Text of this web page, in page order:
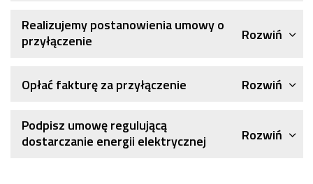
Realizujemy postanowienia umowy o
przyłączenie
Rozwiń
Opłać fakturę za przyłączenie Rozwiń
Podpisz umowę regulującą
dostarczanie energii elektrycznej
Rozwiń